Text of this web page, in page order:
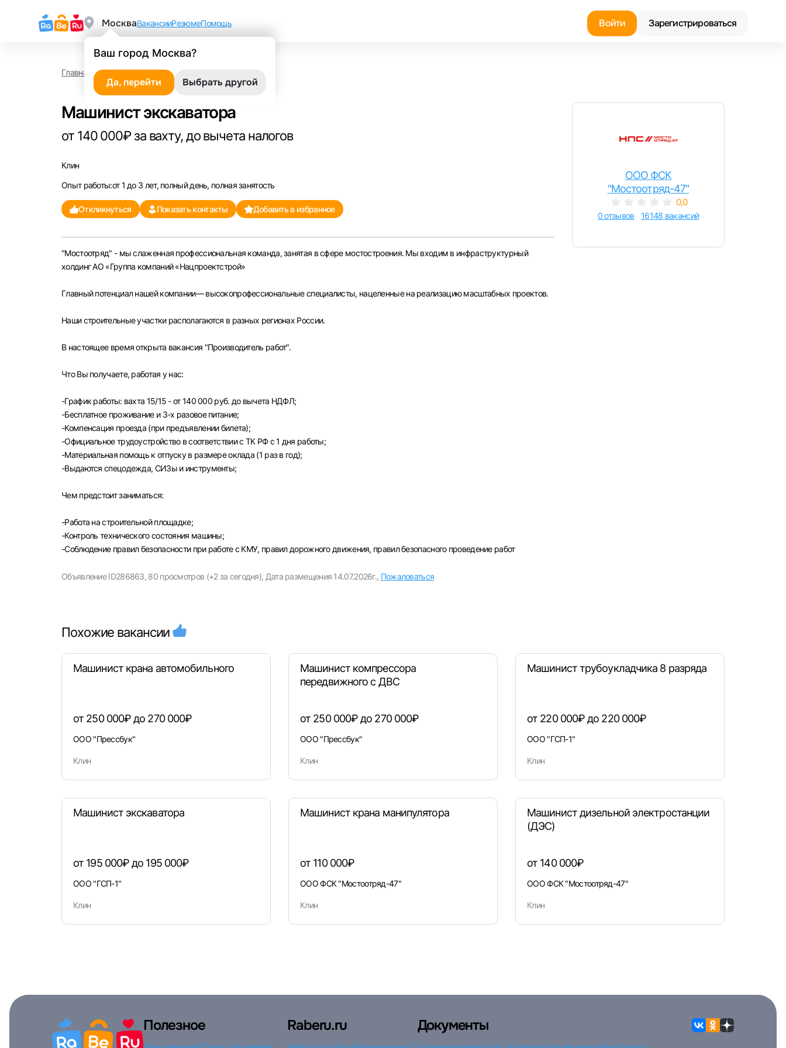
Москва
Ваш город Москва?
Да, перейти Выбрать другой
ВакансииРезюмеПомощь Войти Зарегистрироваться
Войдите в личный кабинет, чтобы просматривать
вакансии с контактами и оставлять отклики
Войти с VK ID
Вход по коду Регистрация
Главная Работа в Клине
Машинист экскаватора
от 140 000₽ за вахту, до вычета налогов
Клин
Опыт работы:от 1 до 3 лет, полный день, полная занятость
Откликнуться Показать контакты Добавить в избранное
"Мостоотряд" - мы слаженная профессиональная команда, занятая в сфере мостостроения. Мы входим в инфраструктурный
холдинг АО «Группа компаний «Нацпроектстрой»
Главный потенциал нашей компании— высокопрофессиональные специалисты, нацеленные на реализацию масштабных проектов.
Наши строительные участки располагаются в разных регионах России.
В настоящее время открыта вакансия "Производитель работ".
Что Вы получаете, работая у нас:
-График работы: вахта 15/15 - от 140 000 руб. до вычета НДФЛ;
-Бесплатное проживание и 3-х разовое питание;
-Компенсация проезда (при предъявлении билета);
-Официальное трудоустройство в соответствии с ТК РФ с 1 дня работы;
-Материальная помощь к отпуску в размере оклада (1 раз в год);
-Выдаются спецодежда, СИЗы и инструменты;
Чем предстоит заниматься:
-Paбота на строительной площадке;
-Контроль технического состояния машины;
-Соблюдение правил безопасности при работе с КМУ, правил дорожного движения, правил безопасного проведение работ
Объявление ID286863, 80 просмотров (+2 за сегодня), Дата размещения 14.07.2026г., Пожаловаться
ООО ФСК
"Мостоотряд-47"
0,0
0 отзывов 16148 вакансий
Похожие вакансии
Машинист крана автомобильного
от 250 000₽ до 270 000₽
ООО "Прессбук"
Клин
Машинист компрессора
передвижного с ДВС
от 250 000₽ до 270 000₽
ООО "Прессбук"
Клин
Машинист трубоукладчика 8 разряда
от 220 000₽ до 220 000₽
ООО "ГСП-1"
Клин
Машинист экскаватора
от 195 000₽ до 195 000₽
ООО "ГСП-1"
Клин
Машинист крана манипулятора
от 110 000₽
ООО ФСК "Мостоотряд-47"
Клин
Машинист дизельной электростанции
(ДЭС)
от 140 000₽
ООО ФСК "Мостоотряд-47"
Клин
Полезное Raberu.ru Документы